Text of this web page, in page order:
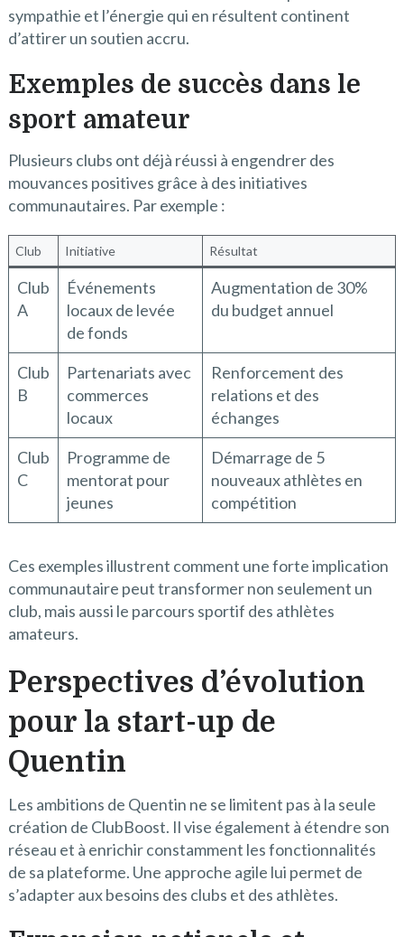
sympathie et l’énergie qui en résultent continent
d’attirer un soutien accru.
Exemples de succès dans le
sport amateur
Plusieurs clubs ont déjà réussi à engendrer des
mouvances positives grâce à des initiatives
communautaires. Par exemple :
Club Initiative Résultat
Club
A
Événements
locaux de levée
de fonds
Augmentation de 30%
du budget annuel
Club
B
Partenariats avec
commerces
locaux
Renforcement des
relations et des
échanges
Club
C
Programme de
mentorat pour
jeunes
Démarrage de 5
nouveaux athlètes en
compétition
Ces exemples illustrent comment une forte implication
communautaire peut transformer non seulement un
club, mais aussi le parcours sportif des athlètes
amateurs.
Perspectives d’évolution
pour la start-up de
Quentin
Les ambitions de Quentin ne se limitent pas à la seule
création de ClubBoost. Il vise également à étendre son
réseau et à enrichir constamment les fonctionnalités
de sa plateforme. Une approche agile lui permet de
s’adapter aux besoins des clubs et des athlètes.